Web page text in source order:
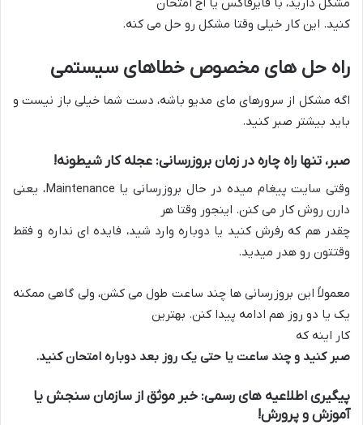
کنید. این کار خیلی وقتا مشکل رو حل می کنه.
راه حل های مخصوص خطاهای سیستمی
اگه مشکل از سرورهای مای مدیو باشه، دست شما خیلی باز نیست و
باید بیشتر صبر کنید.
صبر، تنها راه چاره در زمان بروزرسانی: عجله کار شیطونه!
وقتی سایت پیغام میده در حال بروزرسانی یا Maintenance، یعنی
دارن روش کار می کنن. اینجور وقتا هر
چقدر هم که رفرش کنید یا دوباره وارد شید، فایده ای نداره و فقط
وقتتون رو هدر میدید.
معمولاً این بروزرسانی ها چند ساعت طول می کشن، ولی گاهی ممکنه
یک یا دو روز هم ادامه پیدا کنن. بهترین
کار اینه که
صبر کنید و چند ساعت یا حتی یک روز بعد دوباره امتحان کنید.
پیگیری اطلاعیه های رسمی: خبر موثق از سازمان سنجش یا
آموزش و پرورش!